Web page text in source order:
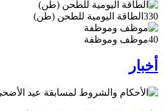
330 الطاقة اليومية للطحن (طن)
40موظف وموظفة
أخبار